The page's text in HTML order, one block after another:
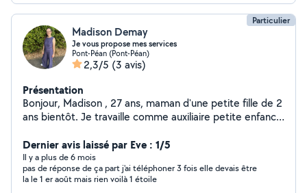
Particulier
Madison Demay
Je vous propose mes services
Pont-Péan (Pont-Péan)
2,3/5 (3 avis)
Présentation
Bonjour, Madison , 27 ans, maman d'une petite fille de 2
ans bientôt. Je travaille comme auxiliaire petite enfance
du babysitting, ainsi que de la garde d'animaux ! Aillant
été pendant de nombreuses année auxiliaire de vie , je
peux également faire votre ménage/repassage/faire
des courses etc.
Dernier avis laissé par Eve : 1/5
Il y a plus de 6 mois
pas de réponse de ça part j'ai téléphoner 3 fois elle devais être
la le 1 er août mais rien voilà 1 étoile